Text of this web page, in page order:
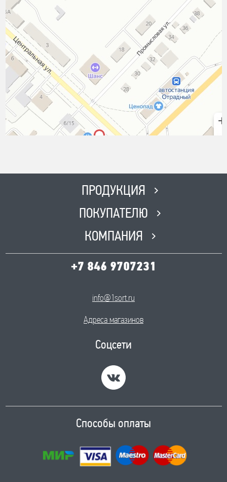
ПРОДУКЦИЯ
ПОКУПАТЕЛЮ
КОМПАНИЯ
+7 846 9707231
info@1sort.ru
Адреса магазинов
Соцсети
Способы оплаты